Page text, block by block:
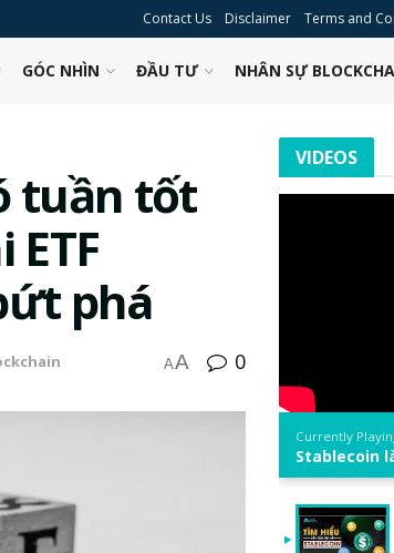
Contact Us Disclaimer Terms and
GÓC NHÌN ĐẦU TƯ NHÂN SỰ
tuần tốt
phá
AA 0
VIDEOS
Currently